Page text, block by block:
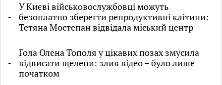
У Києві військовослужбовці можуть
безоплатно зберегти репродуктивні клітини:
Тетяна Мостепан відвідала міський центр
Гола Олена Тополя у цікавих позах змусила
відвисати щелепи: злив відео – було лише
початком